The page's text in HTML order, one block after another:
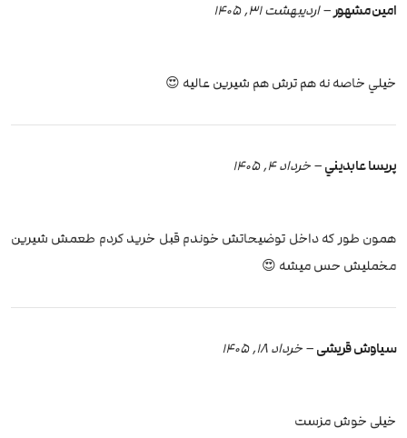
امين مشهور–اردیبهشت 31, 1405
خيلي خاصه نه هم ترش هم شيرين عاليه 😍
پريسا عابديني–خرداد 4, 1405
همون طور كه داخل توضيحاتش خوندم قبل خريد كردم طعمش شيرين
مخمليش حس ميشه 😍
سیاوش قریشی– خرداد 18, 1405
خیلی خوش مزست